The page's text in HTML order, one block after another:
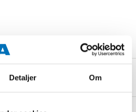
Detaljer Om
og øvrige dokumenter